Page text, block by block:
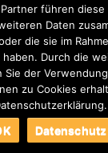
Impressum
zu Werbepartner
Alle Angaben ohne
↑
führen diese
Daten
die sie im
haben. Durch die
Sie der
zu Cookies
Datenschutz